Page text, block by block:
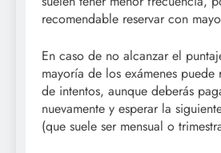
recomendable reservar con
En caso de no alcanzar el
mayoría de los exámenes puede
de intentos, aunque deberás
nuevamente y esperar la
(que suele ser mensual o